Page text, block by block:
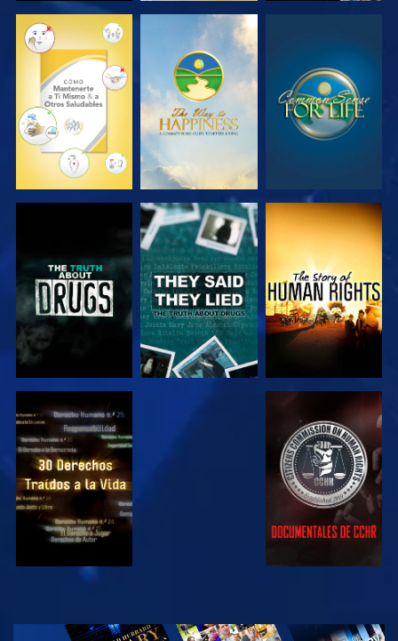
VE VE VE
VE VE
VE VE
VE
EXPLORA LAS